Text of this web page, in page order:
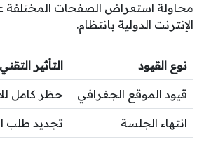
محاولة استعراض الصفحات المختلفة
الإنترنت الدولية بانتظام.
نوع القيود التأثير التقني
قيود الموقع الجغرافي حظر كامل
انتهاء الجلسة تجديد طلب